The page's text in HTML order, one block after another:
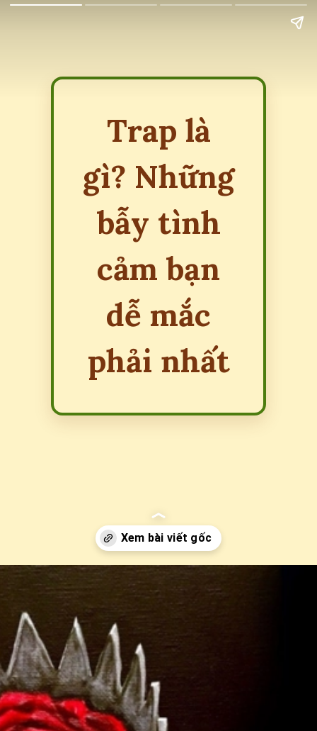
Trap là
gì? Những
bẫy tình
cảm bạn
dễ mắc
phải nhất
Đang mở https://erci.edu.vn/trap-la-gi